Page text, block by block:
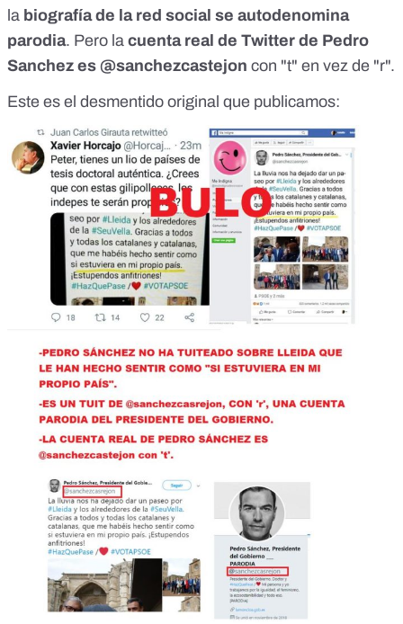
la biografía de la red social se autodenomina
parodia. Pero la cuenta real de Twitter de Pedro
Sanchez es @sanchezcastejon con "t" en vez de "r".
Este es el desmentido original que publicamos: